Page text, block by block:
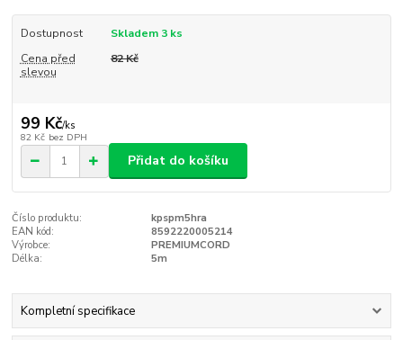
Dostupnost
Skladem 3 ks
Cena před
slevou
82 Kč
99 Kč/ks
82 Kč bez DPH
Přidat do košíku
Číslo produktu:
kpspm5hra
EAN kód:
8592220005214
Výrobce:
PREMIUMCORD
Délka:
5m
Kompletní specifikace